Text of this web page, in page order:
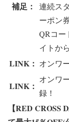
補足：
連続ス
ーポン
QRコー
イトか
LINK： オンワ
LINK：
オンワ
録！
【RED CROSS